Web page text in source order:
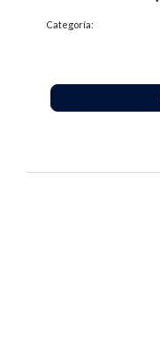
Categoría: